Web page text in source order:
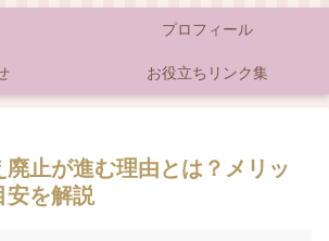
プロフィール
お役立ちリンク集
止が進む理由とは？メリッ
安を解説